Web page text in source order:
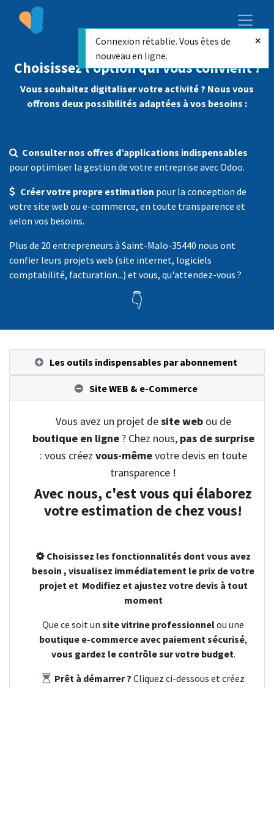
Choisissez l’option qui vous convient !
Vous souhaitez digitaliser votre activité ? Nous vous
offrons deux possibilités adaptées à vos besoins :
Consulter nos offres d’applications indispensables
pour optimiser la gestion de votre entreprise avec Odoo.
Créer votre propre estimation pour la conception de
votre site web ou e-commerce, en toute transparence et
selon vos besoins.
Plus de 20 entrepreneurs à Saint-Malo-35440 nous ont
confier leurs projets web (site internet, logiciels
comptabilité, facturation...) et vous, qu'attendez-vous ?
👇
Les outils indispensables par abonnement
Site WEB & e-Commerce
Vous avez un projet desite webou de
boutique en ligne? Chez nous, pas de surprise
: vous créez vous-mêmevotre devis en toute
transparence !
Avec nous, c'est vous qui élaborez
votre estimation de chez vous!
Choisissez les fonctionnalités dont vous avez
besoin , visualisez immédiatement le prix de votre
projet et Modifiez et ajustez votre devis à tout
moment
Que ce soit un site vitrine professionnelou une
boutique e-commerce avec paiement sécurisé,
vous gardez le contrôle sur votre budget.
Prêt à démarrer ? Cliquez ci-dessous et créez
Connexion rétablie. Vous êtes de
nouveau en ligne.